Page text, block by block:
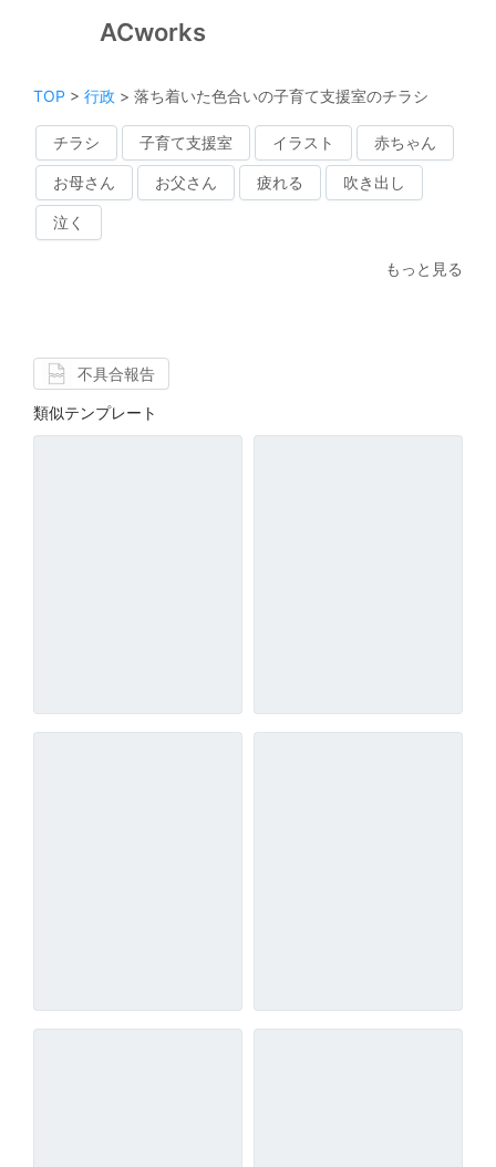
ACworks
TOP > 行政 > 落ち着いた色合いの子育て支援室のチラシ
チラシ 子育て支援室 イラスト 赤ちゃん
お母さん お父さん 疲れる 吹き出し
泣く
もっと見る
不具合報告
類似テンプレート